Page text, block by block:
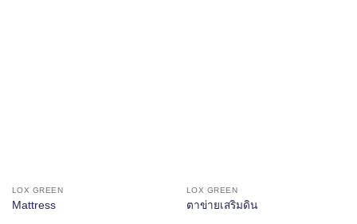
LOX GREEN
Mattress
LOX GREEN
ตาข่ายเสริมดิน